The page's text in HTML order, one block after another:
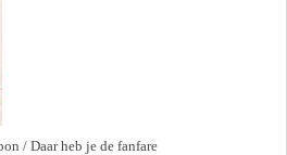
/ Daar heb je de fanfare